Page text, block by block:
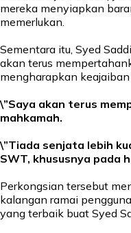
mereka menyiapkan
memerlukan.
Sementara itu, Syed
akan terus
mengharapkan
\”Saya akan terus
mahkamah.
\”Tiada senjata lebih
SWT, khususnya pada
Perkongsian tersebut
kalangan ramai
yang terbaik buat Syed